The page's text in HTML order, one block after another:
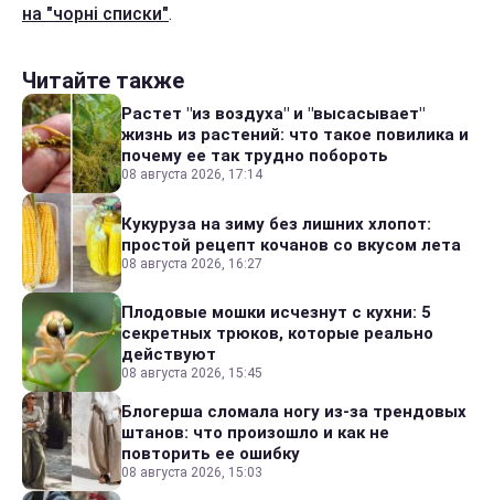
на "чорні списки".
Читайте также
Растет "из воздуха" и "высасывает"
жизнь из растений: что такое повилика и
почему ее так трудно побороть
08 августа 2026, 17:14
Кукуруза на зиму без лишних хлопот:
простой рецепт кочанов со вкусом лета
08 августа 2026, 16:27
Плодовые мошки исчезнут с кухни: 5
секретных трюков, которые реально
действуют
08 августа 2026, 15:45
Блогерша сломала ногу из-за трендовых
штанов: что произошло и как не
повторить ее ошибку
08 августа 2026, 15:03